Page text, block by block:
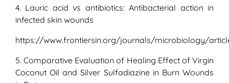
4. Lauric acid vs antibiotics: Antibacterial action in
infected skin wounds
https://www.frontiersin.org/journals/microbiology/
5. Comparative Evaluation of Healing Effect of Virgin
Coconut Oil and Silver Sulfadiazine in Burn Wounds